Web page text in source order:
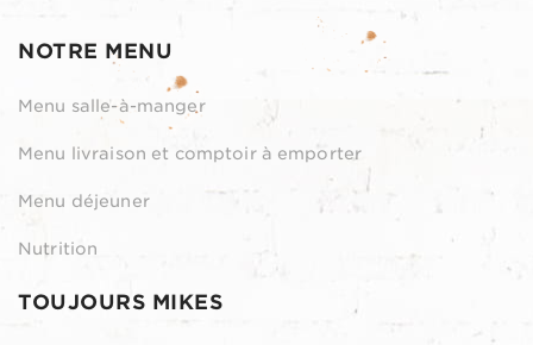
NOTRE MENU
Menu salle-à-manger
Menu livraison et comptoir à emporter
Menu déjeuner
Nutrition
TOUJOURS MIKES